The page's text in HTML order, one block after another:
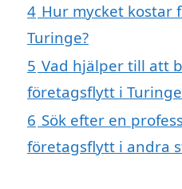
4 Hur mycket kostar
Turinge?
5 Vad hjälper till att
företagsflytt i
6 Sök efter en
företagsflytt i andra